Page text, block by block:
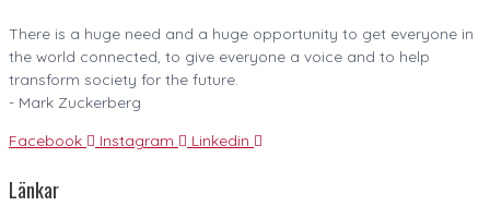
There is a huge need and a huge opportunity to get everyone in
the world connected, to give everyone a voice and to help
transform society for the future.
- Mark Zuckerberg
Facebook Instagram Linkedin
Länkar